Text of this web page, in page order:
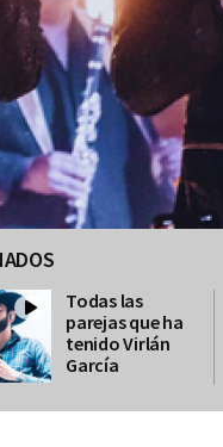
Todas las
parejas que ha
tenido Virlán
García